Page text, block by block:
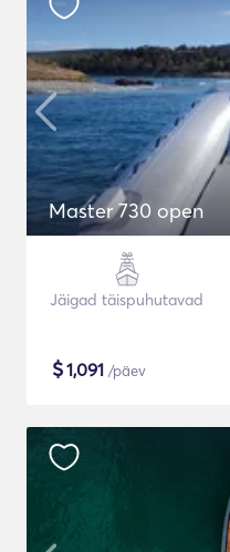
Master 730 open
Jäigad täispuhutavad
$1,091 /päev